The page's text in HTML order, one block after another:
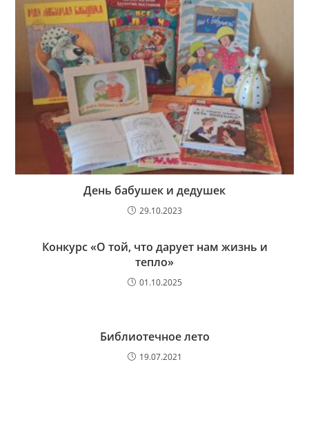
День бабушек и дедушек
29.10.2023
Конкурс «О той, что дарует нам жизнь и
тепло»
01.10.2025
Библиотечное лето
19.07.2021